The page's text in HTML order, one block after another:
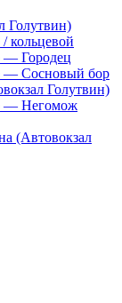
Голутвин)
кольцевой
— Городец
— Сосновый бор
Голутвин)
— Негомож
(Автовокзал